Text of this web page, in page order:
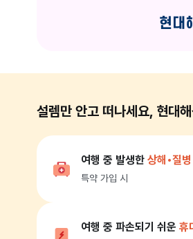
설렘만 안고 떠나세요, 현대
여행 중 발생한 상해•질
특약 가입 시
여행 중 파손되기 쉬운 휴